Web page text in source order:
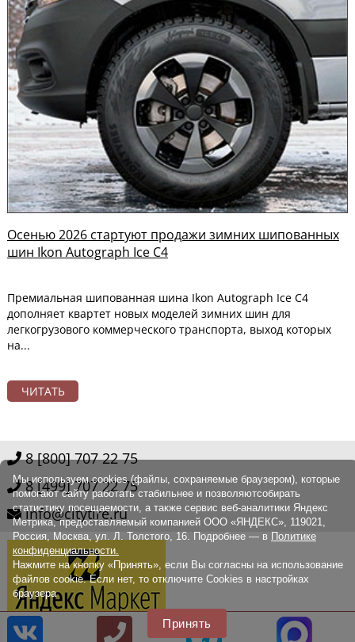
Осенью 2026 стартуют продажи зимних шипованных
шин Ikon Autograph Ice C4
Премиальная шипованная шина Ikon Autograph Ice C4
дополняет квартет новых моделей зимних шин для
легкогрузового коммерческого транспорта, выход которых
на...
ЧИТАТЬ
8 [800] 707 22 75
8 [499] 707 22 75
info@citytire.ru
Мы используем cookies (файлы, сохраняемые браузером), которые
помогают сайту работать стабильнее и позволяютсобирать
статистику посещаемости, а также сервис веб-аналитики Яндекс
Метрика, предоставляемый компанией ООО «ЯНДЕКС», 119021,
Россия, Москва, ул. Л. Толстого, 16. Подробнее — в Политике
конфиденциальности.
Нажмите на кнопку «Принять», если Вы согласны на использование
файлов cookie. Если нет, то отключите Cookies в настройках
браузера
Принять